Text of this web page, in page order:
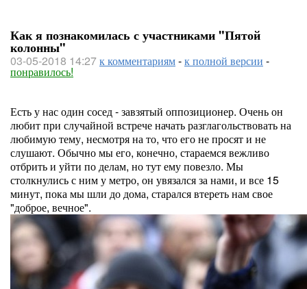
Как я познакомилась с участниками "Пятой
колонны"
03-05-2018 14:27к комментариям-к полной версии -
понравилось!
Есть у нас один сосед - завзятый оппозиционер. Очень он
любит при случайной встрече начать разглагольствовать на
любимую тему, несмотря на то, что его не просят и не
слушают. Обычно мы его, конечно, стараемся вежливо
отбрить и уйти по делам, но тут ему повезло. Мы
столкнулись с ним у метро, он увязался за нами, и все 15
минут, пока мы шли до дома, старался втереть нам свое
"доброе, вечное".